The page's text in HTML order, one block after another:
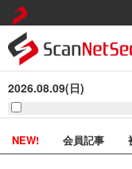
2026.08.09(日)
NEW! 会員記事